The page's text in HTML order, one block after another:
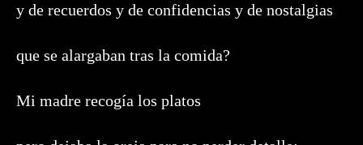
y de recuerdos y de confidencias y de nostalgias
que se alargaban tras la comida?
Mi madre recogía los platos